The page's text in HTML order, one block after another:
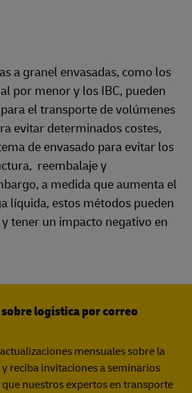
a granel envasadas, como los
por menor y los IBC, pueden
el transporte de volúmenes
evitar determinados costes,
de envasado para evitar los
reembalaje y
a medida que aumenta el
líquida, estos métodos pueden
tener un impacto negativo en
logística por correo
mensuales sobre la
reciba invitaciones a seminarios
nuestros expertos en transporte